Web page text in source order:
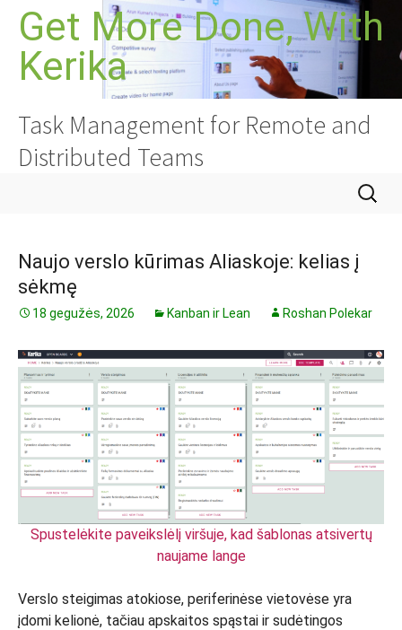
Pereiti
prie
turinio
Get More Done, With
Kerika
Task Management for Remote and
Distributed Teams
Ieškoti:
Naujo verslo kūrimas Aliaskoje: kelias į
sėkmę
18 gegužės, 2026 Kanban ir Lean Roshan Polekar
Spustelėkite paveikslėlį viršuje, kad šablonas atsivertų
naujame lange
Verslo steigimas atokiose, periferinėse vietovėse yra
įdomi kelionė, tačiau apskaitos spąstai ir sudėtingos